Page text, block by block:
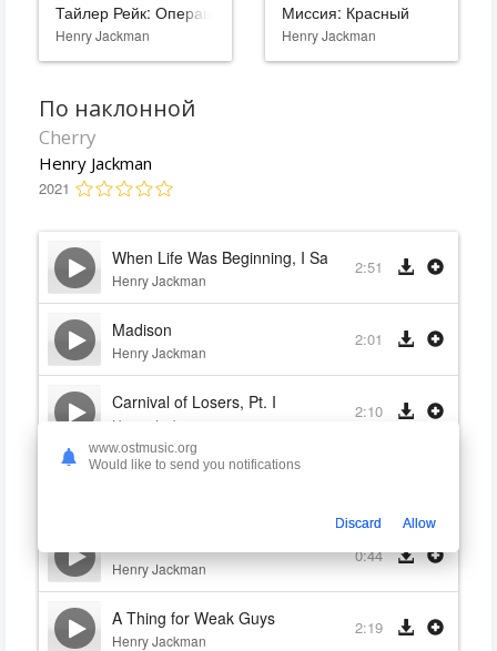
Тайлер Рейк: Операция по спасению
Henry Jackman
Миссия: Красный
Henry Jackman
По наклонной
Cherry
Henry Jackman
2021
When Life Was Beginning, I Saw You
Henry Jackman
2:51
Madison
Henry Jackman
2:01
Carnival of Losers, Pt. I
Henry Jackman
2:10
The Elusive Sensation of Bliss
Henry Jackman
0:44
A Thing for Weak Guys
Henry Jackman
2:19
www.ostmusic.org
Would like to send you notifications
Discard Allow